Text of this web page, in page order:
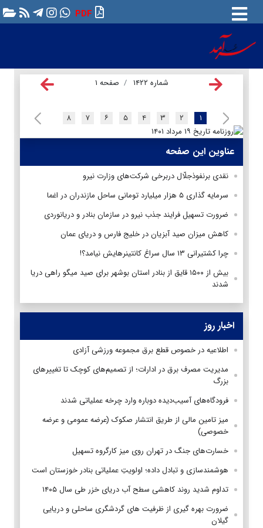
PDF
شماره ۱۴۲۲ صفحه ۱
۱ ۲ ۳ ۴ ۵ ۶ ۷ ۸
عناوین این صفحه
نقدی برنفوذجلّال دربرخی شرکت‌های وزارت نیرو
سرمایه گذاری ۵ هزار میلیارد تومانی ساحل مازندران در اغما
ضرورت تسهیل فرایند جذب نیرو در سازمان بنادر و دریانوردی
کاهش میزان صید آبزیان در خلیج فارس و دریای عمان
چرا کشتیرانی ۱۳ سال سراغ کانتینرهایش نیامد؟!
بیش از ۱۵۰۰ قایق از بنادر استان بوشهر برای صید میگو راهی دریا
شدند
اخبار روز
اطلاعیه در خصوص قطع برق مجموعه ورزشی آزادی
مدیریت مصرف برق در ادارات؛ از تصمیم‌های کوچک تا تغییرهای
بزرگ
فرودگاه‌های آسیب‌دیده دوباره وارد چرخه عملیاتی شدند
میز تامین مالی از طریق انتشار صکوک (عرضه عمومی و عرضه
خصوصی)
خسارت‌های جنگ در تهران روی میز کارگروه تسهیل
هوشمندسازی و تبادل داده؛ اولویتِ عملیاتی بنادر خوزستان است
تداوم شدید روند کاهشی سطح آب دریای خزر طی سال ۱۴۰۵
ضرورت بهره گیری از ظرفیت های گردشگری ساحلی و دریایی
گیلان